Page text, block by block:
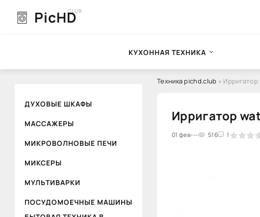
PicHD
CLUB
КУХОННАЯ ТЕХНИКА
ДУХОВЫЕ ШКАФЫ
МАССАЖЕРЫ
МИКРОВОЛНОВЫЕ ПЕЧИ
МИКСЕРЫ
МУЛЬТИВАРКИ
ПОСУДОМОЕЧНЫЕ МАШИНЫ
Техника pichd.club »
Ирригатор
01 фев--- 516 1
1 2 3 4 5